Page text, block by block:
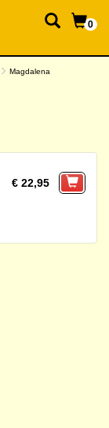
0
Magdalena
€ 22,95